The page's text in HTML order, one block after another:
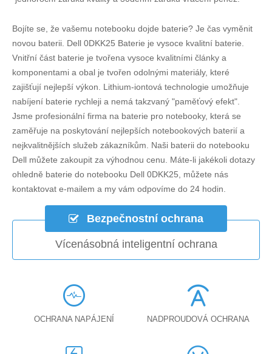
Bojíte se, že vašemu notebooku dojde baterie? Je čas vyměnit
novou baterii. Dell 0DKK25 Baterie je vysoce kvalitní baterie.
Vnitřní část baterie je tvořena vysoce kvalitními články a
komponentami a obal je tvořen odolnými materiály, které
zajišťují nejlepší výkon. Lithium-iontová technologie umožňuje
nabíjení baterie rychleji a nemá takzvaný "paměťový efekt".
Jsme profesionální firma na baterie pro notebooky, která se
zaměřuje na poskytování nejlepších notebookových baterií a
nejkvalitnějších služeb zákazníkům. Naši baterii do notebooku
Dell můžete zakoupit za výhodnou cenu. Máte-li jakékoli dotazy
ohledně baterie do notebooku Dell 0DKK25, můžete nás
kontaktovat e-mailem a my vám odpovíme do 24 hodin.
Bezpečnostní ochrana
Vícenásobná inteligentní ochrana
OCHRANA NAPÁJENÍ NADPROUDOVÁ OCHRANA